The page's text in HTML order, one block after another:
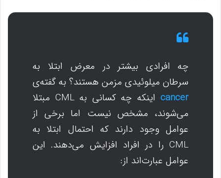
چه افرادی بیشتر در معرض ابتلا به
سرطان میلوئیدی مزمن هستند؟ به گفته‌ی
cancer
اینکه چه کسانی به CML مبتلا
می‌شوند، مشخص نیست اما برخی از
عوامل وجود دارند که احتمال ابتلا به
CML را در افراد افزایش می‌دهند. این
عوامل عبارت‌اند از: